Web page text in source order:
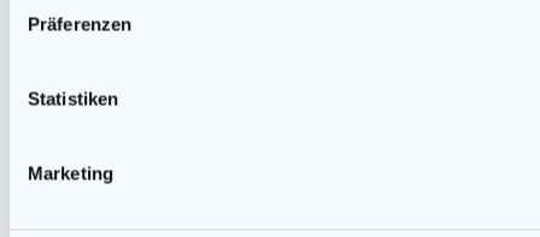
Präferenzen
Statistiken
Marketing